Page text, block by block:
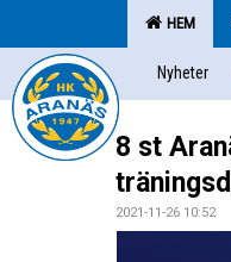
HEM
Nyheter
8 st
2021-11-26 10:52